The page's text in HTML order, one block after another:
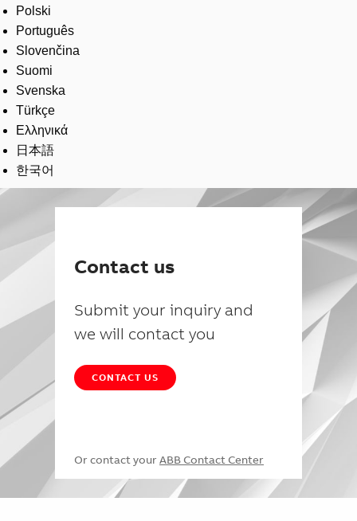
Polski
Português
Slovenčina
Suomi
Svenska
Türkçe
Ελληνικά
日本語
한국어
Contact us
Submit your inquiry and
we will contact you
CONTACT US
Or contact your ABB Contact Center